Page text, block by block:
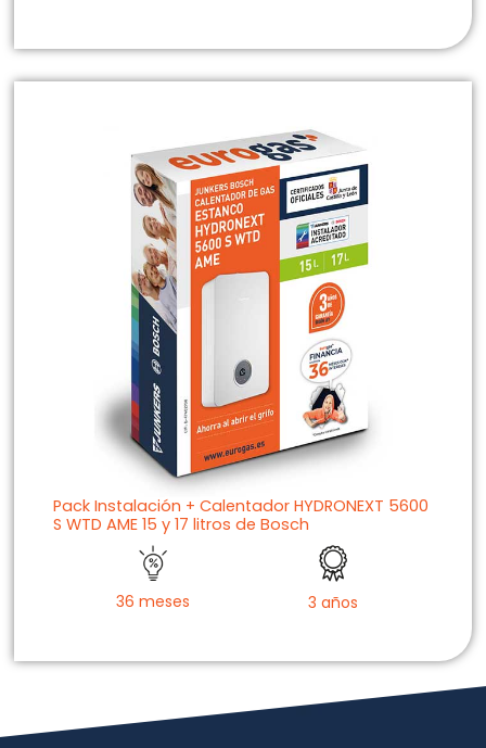
Pack Instalación + Calentador HYDRONEXT 5600
S WTD AME 15 y 17 litros de Bosch
36 meses 3 años